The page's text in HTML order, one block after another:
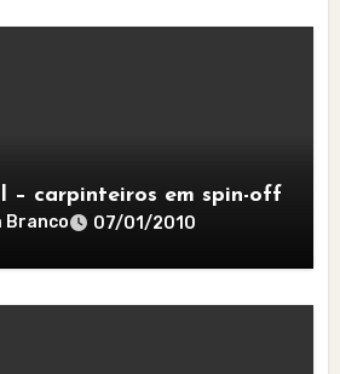
– carpinteiros em spin-off
Branco 07/01/2010